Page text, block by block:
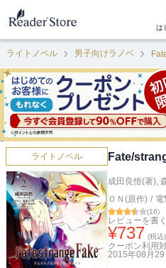
は
ライトノベル 男子向けラノベ
ライトノベル Fate/
成田良悟(著),
ＯＮ(原作) / 電
(16)
レビューを書く
¥737 (税込)
クーポン利用
2015年08月29